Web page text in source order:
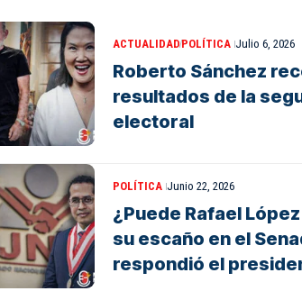
ACTUALIDADPOLÍTICA Julio 6, 2026
Roberto Sánchez
resultados de la
electoral
POLÍTICA Junio 22, 2026
¿Puede Rafael
su escaño en el
respondió el